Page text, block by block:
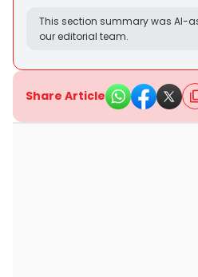
This section summary was AI-
our editorial team.
Share Article